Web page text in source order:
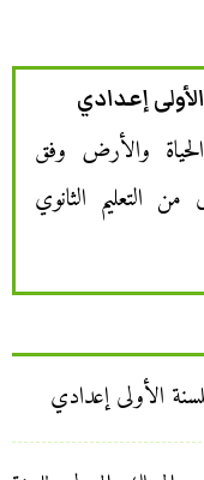
إعدادي
والأرض وفق
من التعليم الثانوي
الأولى إعدادي